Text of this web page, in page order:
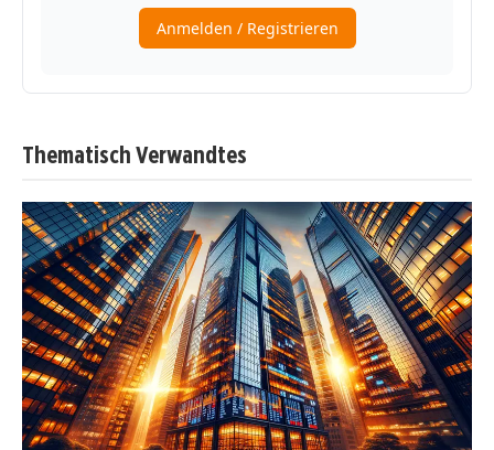
Thematisch Verwandtes